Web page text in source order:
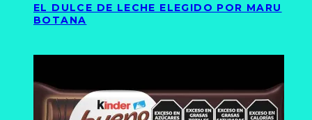
EL DULCE DE LECHE ELEGIDO POR MARU
BOTANA